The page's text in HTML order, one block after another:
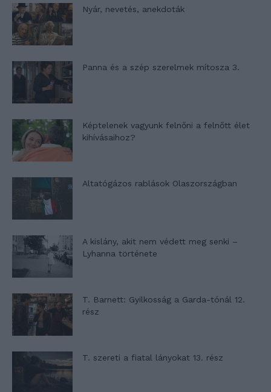
Nyár, nevetés, anekdoták
Panna és a szép szerelmek mítosza 3.
Képtelenek vagyunk felnőni a felnőtt élet
kihívásaihoz?
Altatógázos rablások Olaszországban
A kislány, akit nem védett meg senki –
Lyhanna története
T. Barnett: Gyilkosság a Garda-tónál 12.
rész
T. szereti a fiatal lányokat 13. rész